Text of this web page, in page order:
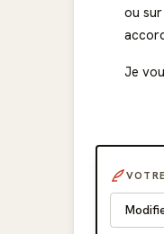
ou
Je